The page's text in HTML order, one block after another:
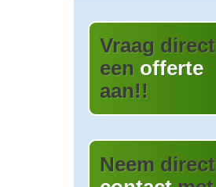
Vraag direct
een offerte
aan!!
Neem direct